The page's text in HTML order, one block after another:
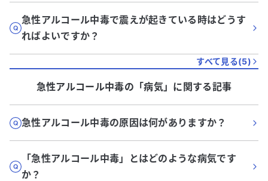
急性アルコール中毒で震えが起きている時はどうす
ればよいですか？
すべて見る(5)
急性アルコール中毒の「病気」に関する記事
急性アルコール中毒の原因は何がありますか？
「急性アルコール中毒」とはどのような病気です
か？